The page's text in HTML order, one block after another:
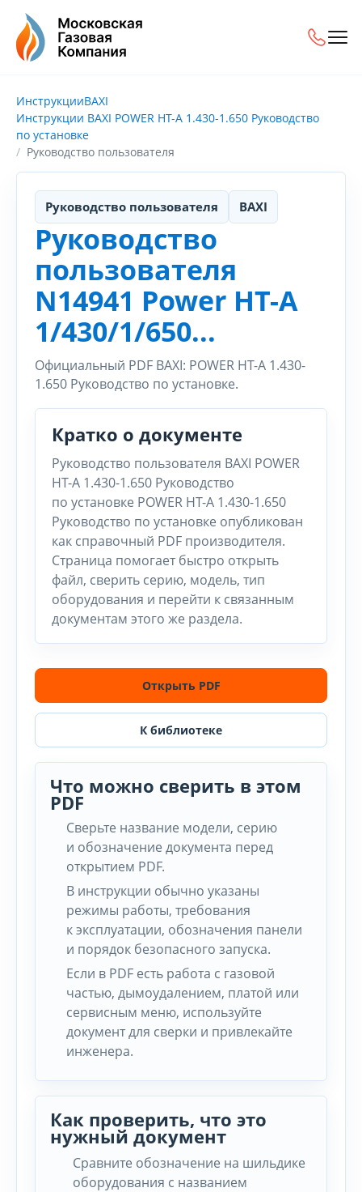
ИнструкцииBAXI
Инструкции BAXI POWER HT-A 1.430-1.650 Руководство
по установке
Руководство пользователя
Руководство пользователя BAXI
Руководство
пользователя
N14941 Power HT-A
1/430/1/650...
Официальный PDF BAXI: POWER HT-A 1.430-
1.650 Руководство по установке.
Кратко о документе
Руководство пользователя BAXI POWER
HT-A 1.430-1.650 Руководство
по установке POWER HT-A 1.430-1.650
Руководство по установке опубликован
как справочный PDF производителя.
Страница помогает быстро открыть
файл, сверить серию, модель, тип
оборудования и перейти к связанным
документам этого же раздела.
Открыть PDF
К библиотеке
Что можно сверить в этом
PDF
Сверьте название модели, серию
и обозначение документа перед
открытием PDF.
В инструкции обычно указаны
режимы работы, требования
к эксплуатации, обозначения панели
и порядок безопасного запуска.
Если в PDF есть работа с газовой
частью, дымоудалением, платой или
сервисным меню, используйте
документ для сверки и привлекайте
инженера.
Как проверить, что это
нужный документ
Сравните обозначение на шильдике
оборудования с названием